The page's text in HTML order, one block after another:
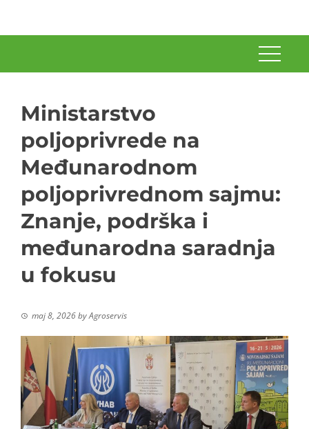
Ministarstvo
poljoprivrede na
Međunarodnom
poljoprivrednom sajmu:
Znanje, podrška i
međunarodna saradnja
u fokusu
maj 8, 2026byAgroservis